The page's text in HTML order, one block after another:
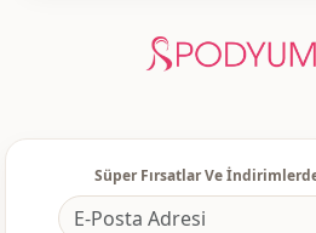
Süper Fırsatlar Ve